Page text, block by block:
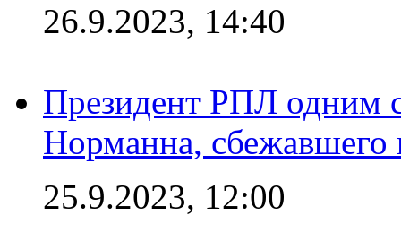
26.9.2023, 14:40
Президент РПЛ одним
Норманна, сбежавшего
25.9.2023, 12:00